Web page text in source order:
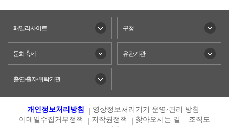
패밀리사이트 구청
문화축제 유관기관
출연/출자/위탁기관
개인정보처리방침
영상정보처리기기 운영·관리 방침
이메일수집거부정책
저작권정책 찾아오시는 길
조직도